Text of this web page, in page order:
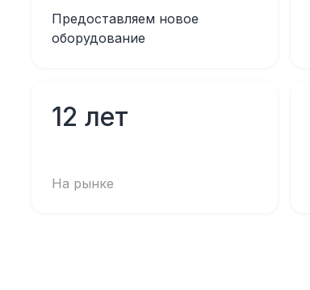
Предоставляем новое
оборудование
12 лет
На рынке